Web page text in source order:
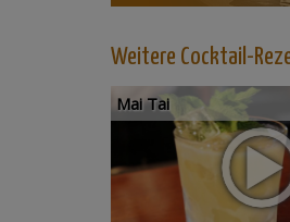
Weitere Cocktail-
Mai Tai